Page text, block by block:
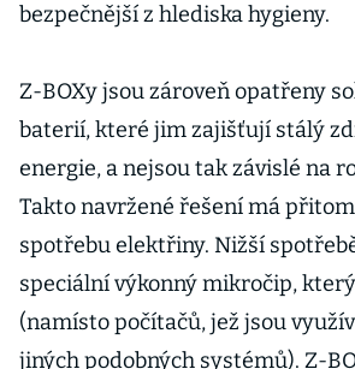
bezpečnější z hlediska hygieny.
Z-BOXy jsou zároveň opatřeny
baterií, které jim zajišťují stálý
energie, a nejsou tak závislé na
Takto navržené řešení má
spotřebu elektřiny. Nižší
speciální výkonný mikročip,
(namísto počítačů, jež jsou
jiných podobných systémů). Z-